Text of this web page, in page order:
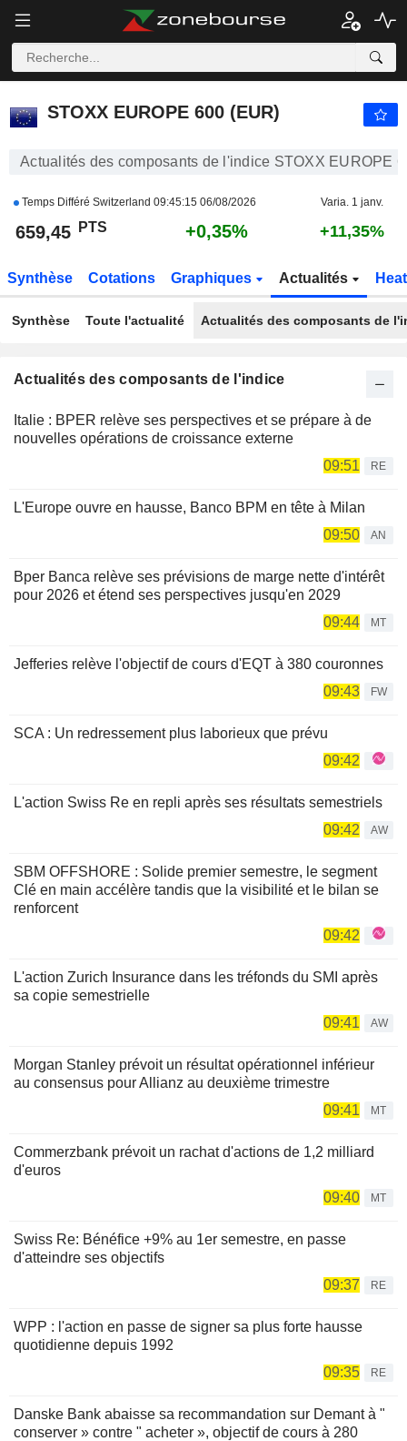
STOXX EUROPE 600 (EUR)
Actualités des composants de l'indice STOXX EUROPE
Temps Différé Switzerland 09:45:15 06/08/2026 Varia. 1 janv.
659,45 PTS +0,35% +11,35%
Synthèse Cotations Graphiques Actualités
Synthèse Toute l'actualité Actualités des composants de
Actualités des composants de l'indice
Italie : BPER relève ses perspectives et se prépare à de
nouvelles opérations de croissance externe
09:51
RE
L'Europe ouvre en hausse, Banco BPM en tête à Milan
09:50
AN
Bper Banca relève ses prévisions de marge nette d'intérêt
pour 2026 et étend ses perspectives jusqu'en 2029
09:44
MT
Jefferies relève l'objectif de cours d'EQT à 380 couronnes
09:43
FW
SCA : Un redressement plus laborieux que prévu
09:42
L'action Swiss Re en repli après ses résultats semestriels
09:42
AW
SBM OFFSHORE : Solide premier semestre, le segment
Clé en main accélère tandis que la visibilité et le bilan se
renforcent
09:42
L'action Zurich Insurance dans les tréfonds du SMI après
sa copie semestrielle
09:41
AW
Morgan Stanley prévoit un résultat opérationnel inférieur
au consensus pour Allianz au deuxième trimestre
09:41
MT
Commerzbank prévoit un rachat d'actions de 1,2 milliard
d'euros
09:40
MT
Swiss Re: Bénéfice +9% au 1er semestre, en passe
d'atteindre ses objectifs
09:37
RE
WPP : l'action en passe de signer sa plus forte hausse
quotidienne depuis 1992
09:35
RE
Danske Bank abaisse sa recommandation sur Demant à "
conserver » contre " acheter », objectif de cours à 280